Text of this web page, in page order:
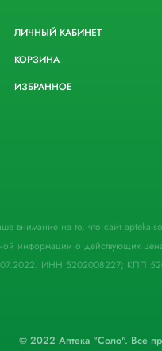
ЛИЧНЫЙ КАБИНЕТ
КОРЗИНА
ИЗБРАННОЕ
внимание на то, что сайт
о действующих
ИНН 5202008227; КПП
© 2022 Аптека "Соло". Все